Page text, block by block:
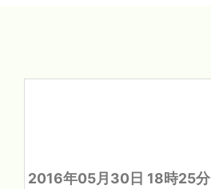
2016年05月30日 18時25分